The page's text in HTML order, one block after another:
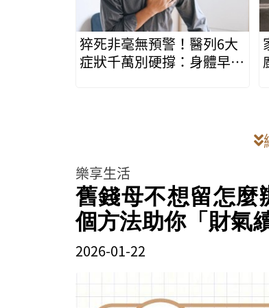
猝死非毫無預警！醫列6大
症狀千萬別硬撐：身體早有
樂享生活
舊錢母不想留怎麼
個方法助你「財氣
2026-01-22